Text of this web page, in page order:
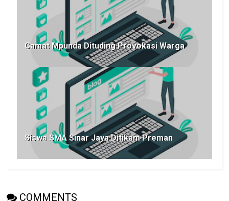
Camat Mpunda Dituding Provokasi Warga
Siswa SMA Sinar Jaya Ditikam Preman
COMMENTS